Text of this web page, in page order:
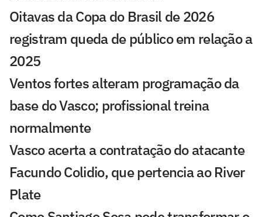
Oitavas da Copa do Brasil de 2026
registram queda de público em relação a
2025
Ventos fortes alteram programação da
base do Vasco; profissional treina
normalmente
Vasco acerta a contratação do atacante
Facundo Colidio, que pertencia ao River
Plate